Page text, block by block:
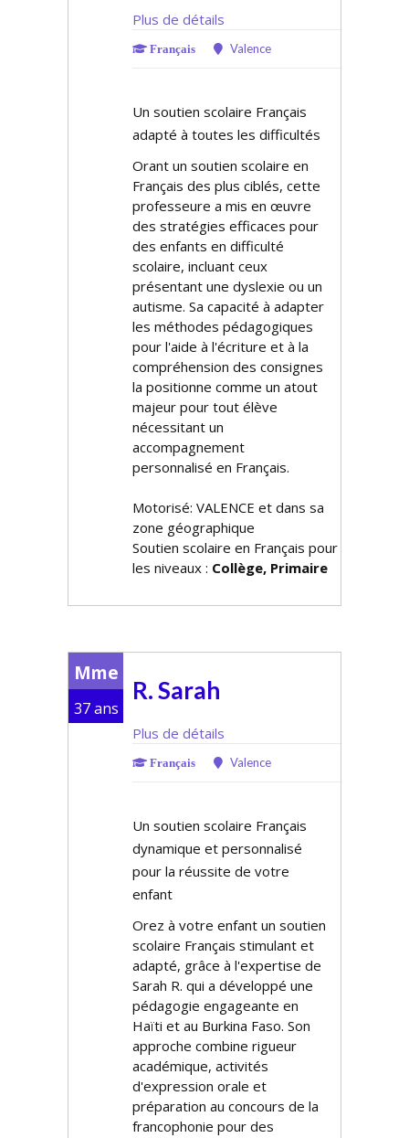
Plus de détails
Français Valence
Un soutien scolaire Français
adapté à toutes les difficultés
Offrant un soutien scolaire en
Français des plus ciblés, cette
professeure a mis en œuvre
des stratégies efficaces pour
des enfants en difficulté
scolaire, incluant ceux
présentant une dyslexie ou un
autisme. Sa capacité à adapter
les méthodes pédagogiques
pour l'aide à l'écriture et à la
compréhension des consignes
la positionne comme un atout
majeur pour tout élève
nécessitant un
accompagnement
personnalisé en Français.
Motorisé: VALENCE et dans sa
zone géographique
Soutien scolaire en Français pour
les niveaux : Collège, Primaire
Mme
37 ans
R. Sarah
Plus de détails
Français Valence
Un soutien scolaire Français
dynamique et personnalisé
pour la réussite de votre
enfant
Offrez à votre enfant un soutien
scolaire Français stimulant et
adapté, grâce à l'expertise de
Sarah R. qui a développé une
pédagogie engageante en
Haïti et au Burkina Faso. Son
approche combine rigueur
académique, activités
d'expression orale et
préparation au concours de la
francophonie pour des